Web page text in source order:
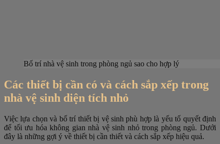
Bố trí nhà vệ sinh trong phòng ngủ sao cho hợp lý
Các thiết bị cần có và cách sắp xếp trong
nhà vệ sinh diện tích nhỏ
Việc lựa chọn và bố trí thiết bị vệ sinh phù hợp là yếu tố quyết định
để tối ưu hóa không gian nhà vệ sinh nhỏ trong phòng ngủ. Dưới
đây là những gợi ý về thiết bị cần thiết và cách sắp xếp hiệu quả.